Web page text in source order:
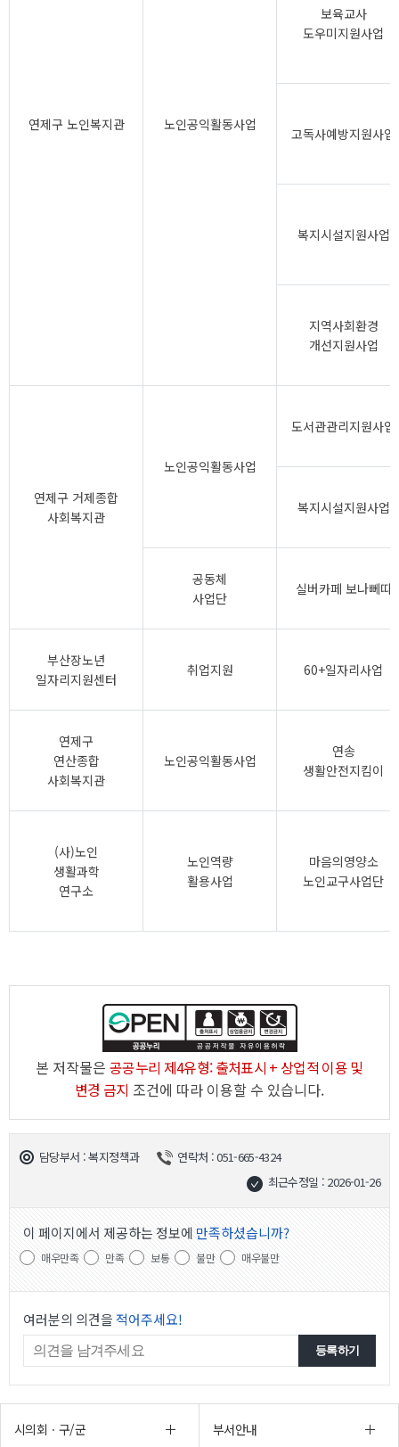
연제구 노인복지관 노인공익활동사업
보육교사
도우미지원사업
고독사예방지원사업
복지시설지원사업
지역사회환경
개선지원사업
연제구 거제종합
사회복지관
노인공익활동사업
도서관관리지원사업
복지시설지원사업
공동체
사업단
실버카페 보나뻬띠
부산장노년
일자리지원센터
취업지원 60+일자리사업
연제구
연산종합
사회복지관
노인공익활동사업
연송
생활안전지킴이
(사)노인
생활과학
연구소
노인역량
활용사업
마음의영양소
노인교구사업단
본 저작물은공공누리 제4유형: 출처표시 + 상업적 이용 및
변경 금지 조건에 따라 이용할 수 있습니다.
담당부서 : 복지정책과
연락처 : 051-665-4324
최근수정일 : 2026-01-26
이 페이지에서 제공하는 정보에 만족하셨습니까?
매우만족 만족 보통 불만 매우불만
여러분의 의견을적어주세요!
시의회ㆍ구/군 부서안내